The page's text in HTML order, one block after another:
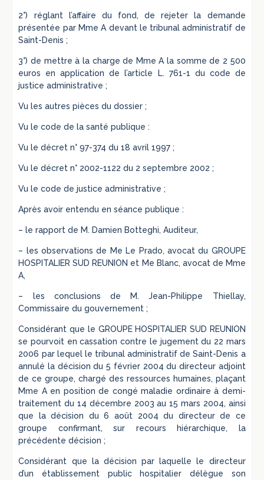
2°) réglant l’affaire du fond, de rejeter la demande
présentée par Mme A devant le tribunal administratif de
Saint-Denis ;
3°) de mettre à la charge de Mme A la somme de 2 500
euros en application de l’article L. 761-1 du code de
justice administrative ;
Vu les autres pièces du dossier ;
Vu le code de la santé publique :
Vu le décret n° 97-374 du 18 avril 1997 ;
Vu le décret n° 2002-1122 du 2 septembre 2002 ;
Vu le code de justice administrative ;
Après avoir entendu en séance publique :
– le rapport de M. Damien Botteghi, Auditeur,
– les observations de Me Le Prado, avocat du GROUPE
HOSPITALIER SUD REUNION et Me Blanc, avocat de Mme
A,
– les conclusions de M. Jean-Philippe Thiellay,
Commissaire du gouvernement ;
Considérant que le GROUPE HOSPITALIER SUD REUNION
se pourvoit en cassation contre le jugement du 22 mars
2006 par lequel le tribunal administratif de Saint-Denis a
annulé la décision du 5 février 2004 du directeur adjoint
de ce groupe, chargé des ressources humaines, plaçant
Mme A en position de congé maladie ordinaire à demi-
traitement du 14 décembre 2003 au 15 mars 2004, ainsi
que la décision du 6 août 2004 du directeur de ce
groupe confirmant, sur recours hiérarchique, la
précédente décision ;
Considérant que la décision par laquelle le directeur
d’un établissement public hospitalier délègue son